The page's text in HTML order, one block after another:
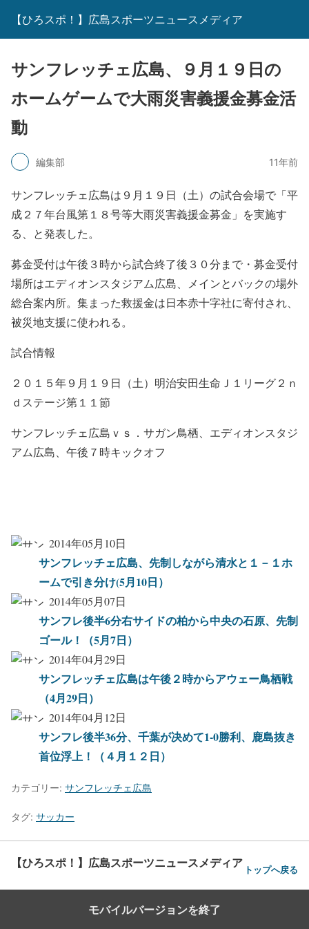
【ひろスポ！】広島スポーツニュースメディア
サンフレッチェ広島、９月１９日の
ホームゲームで大雨災害義援金募金活
動
編集部 11年前
サンフレッチェ広島は９月１９日（土）の試合会場で 「平
成２７年台風第１８号等大雨災害義援金募金」を実施す
る、と発表した。
募金受付は午後３時から試合終了後３０分まで・募金受付
場所はエディオンスタジアム広島、メインとバックの場外
総合案内所。 集まった救援金は日本赤十字社に寄付され、
被災地支援に使われる。
試合情報
２０１５年９月１９日（土）明治安田生命Ｊ１リーグ２ｎ
ｄステージ第１１節
サンフレッチェ広島ｖｓ．サガン鳥栖、 エディオンスタジ
アム広島、午後７時キックオフ
2014年05月10日
サンフレッチェ広島、先制しながら清水と１－１ホ
ームで引き分け(5月10日）
2014年05月07日
サンフレ後半6分右サイドの柏から中央の石原、先制
ゴール！（5月7日）
2014年04月29日
サンフレッチェ広島は午後２時からアウェー鳥栖戦
（4月29日）
2014年04月12日
サンフレ後半36分、千葉が决めて1-0勝利、鹿島抜き
首位浮上！（４月１２日）
カテゴリー: サンフレッチェ広島
タグ: サッカー
【ひろスポ！】広島スポーツニュースメディア トップへ戻る
モバイルバージョンを終了